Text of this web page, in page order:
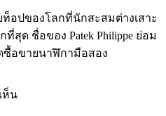
อปของโลกที่นักสะสมต่างเสาะ
สุด ชื่อของ Patek Philippe ย่อม
ซื้อขายนาฬิกามือสอง
ห็น